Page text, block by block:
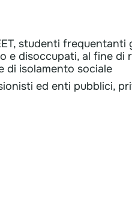
studenti frequentanti
e disoccupati, al fine di
di isolamento sociale
ed enti pubblici,